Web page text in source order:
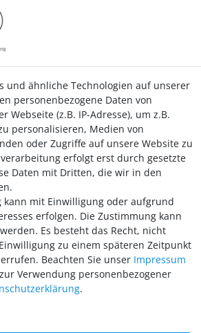
widerrufen Kontakt
einer sicheren und bequemen
und ähnliche Technologien auf unserer
personenbezogene Daten von
Webseite (z.B. IP-Adresse), um z.B.
personalisieren, Medien von
oder Zugriffe auf unsere Website zu
erfolgt erst durch gesetzte
Daten mit Dritten, die wir in den
kann mit Einwilligung oder aufgrund
erfolgen. Die Zustimmung kann
Es besteht das Recht, nicht
zu einem späteren Zeitpunkt
Beachten Sie unser Impressum
Verwendung personenbezogener
.